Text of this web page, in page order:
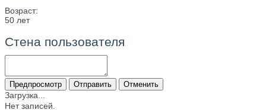
Возраст:
50 лет
Стена пользователя
Загрузка...
Нет записей.